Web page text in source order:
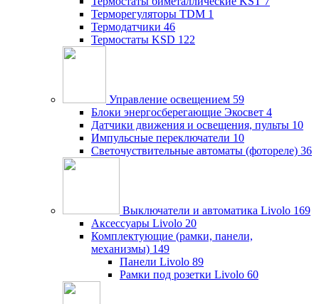
Терморегуляторы TDM 1
Термодатчики 46
Термостаты KSD 122
Управление освещением 59
Блоки энергосберегающие Экосвет 4
Датчики движения и освещения, пульты 10
Импульсные переключатели 10
Светочуствительные автоматы (фотореле) 36
Выключатели и автоматика Livolo 169
Аксессуары Livolo 20
Комплектующие (рамки, панели,
механизмы) 149
Панели Livolo 89
Рамки под розетки Livolo 60